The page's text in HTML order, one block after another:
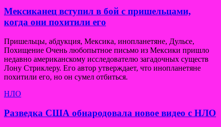
Мексиканец вступил в бой с пришельцами,
когда они похитили его
Пришельцы, абдукция, Мексика, инопланетяне, Дульсе,
Похищение Очень любопытное письмо из Мексики пришло
недавно американскому исследователю загадочных существ
Лону Стриклеру. Его автор утверждает, что инопланетяне
похитили его, но он сумел отбиться.
НЛО
Разведка США обнародовала новое видео с НЛО